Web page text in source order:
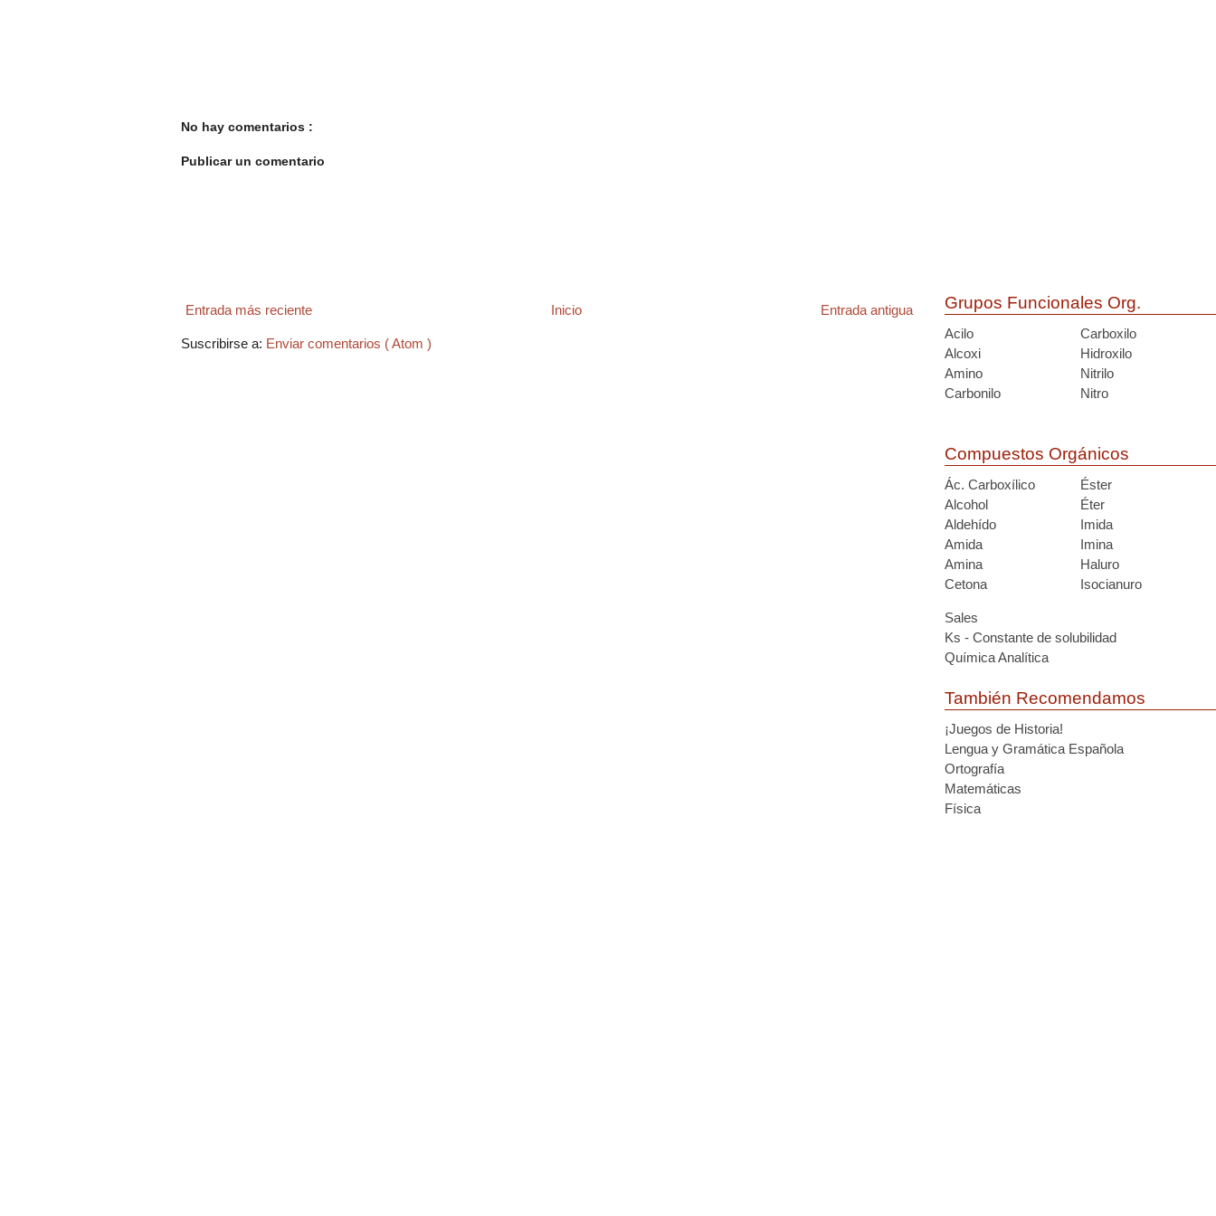
No hay comentarios :
Publicar un comentario
Entrada más reciente Entrada antigua
Inicio
Suscribirse a: Enviar comentarios ( Atom )
Grupos Funcionales Org.
Acilo
Carboxilo
Alcoxi
Hidroxilo
Amino
Nitrilo
Carbonilo
Nitro
Compuestos Orgánicos
Ác. Carboxílico
Éster
Alcohol
Éter
Aldehído
Imida
Amida
Imina
Amina
Haluro
Cetona
Isocianuro
Sales
Ks - Constante de solubilidad
Química Analítica
También Recomendamos
¡Juegos de Historia!
Lengua y Gramática Española
Ortografía
Matemáticas
Física